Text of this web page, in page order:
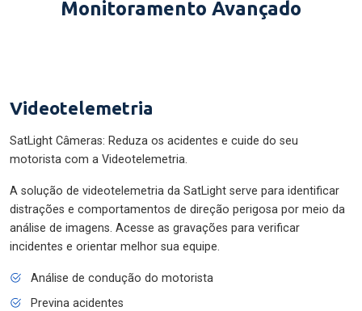
Monitoramento Avançado
Videotelemetria
SatLight Câmeras: Reduza os acidentes e cuide do seu
motorista com a Videotelemetria.
A solução de videotelemetria da SatLight serve para identificar
distrações e comportamentos de direção perigosa por meio da
análise de imagens. Acesse as gravações para verificar
incidentes e orientar melhor sua equipe.
Análise de condução do motorista
Previna acidentes